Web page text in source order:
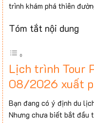
trình khám phá thiên
Tóm tắt nội dung
Lịch trình Tour
08/2026 xuất
Bạn đang có ý định du
Nhưng chưa biết bắt đầu